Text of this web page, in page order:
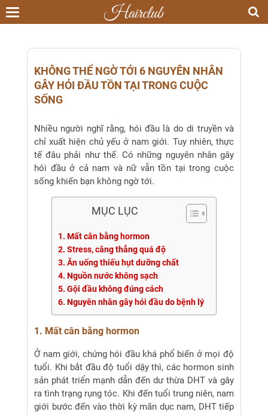
Toggle
navigation
KHÔNG THỂ NGỜ TỚI 6 NGUYÊN NHÂN
GÂY HÓI ĐẦU TỒN TẠI TRONG CUỘC
SỐNG
Nhiều người nghĩ rằng, hói đầu là do di truyền và
chỉ xuất hiện chủ yếu ở nam giới. Tuy nhiên, thực
tế đâu phải như thế. Có những nguyên nhân gây
hói đầu ở cả nam và nữ vẫn tồn tại trong cuộc
sống khiến bạn không ngờ tới.
MỤC LỤC
1. Mất cân bằng hormon
2. Stress, căng thẳng quá độ
3. Ăn uống thiếu hụt dưỡng chất
4. Nguồn nước không sạch
5. Gội đầu không đúng cách
6. Nguyên nhân gây hói đầu do bệnh lý
1. Mất cân bằng hormon
Ở nam giới, chứng hói đầu khá phổ biến ở mọi độ
tuổi. Khi bắt đầu độ tuổi dậy thì, các hormon sinh
sản phát triển mạnh dẫn đến dư thừa DHT và gây
ra tình trạng rụng tóc. Khi đến tuổi trung niên, nam
giới bước đến vào thời kỳ mãn dục nam, DHT tiếp